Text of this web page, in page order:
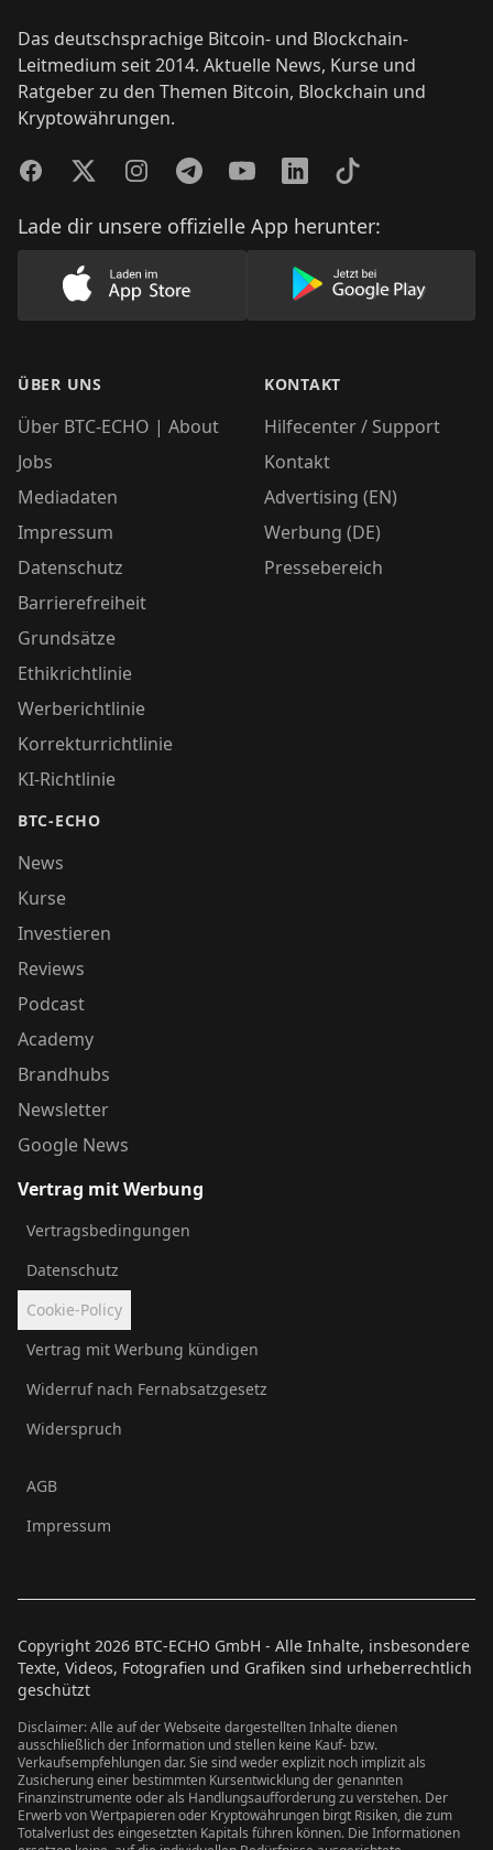
Das deutschsprachige Bitcoin- und Blockchain-
Leitmedium seit 2014. Aktuelle News, Kurse und
Ratgeber zu den Themen Bitcoin, Blockchain und
Kryptowährungen.
FacebookTwitterInstagramTelegramYouTubeLinkedInTikTok
Lade dir unsere offizielle App herunter:
Lade unsere App im AppStore herunter
Lade unsere
ÜBER UNS
Über BTC-ECHO | About
Jobs
Mediadaten
Impressum
Datenschutz
Barrierefreiheit
Grundsätze
Ethikrichtlinie
Werberichtlinie
Korrekturrichtlinie
KI-Richtlinie
BTC-ECHO
News
Kurse
Investieren
Reviews
Podcast
Academy
Brandhubs
Newsletter
Google News
KONTAKT
Hilfecenter / Support
Kontakt
Advertising (EN)
Werbung (DE)
Pressebereich
Vertrag mit Werbung
Vertragsbedingungen
Datenschutz
Cookie-Policy
Vertrag mit Werbung kündigen
Widerruf nach Fernabsatzgesetz
Widerspruch
AGB
Impressum
Copyright 2026 BTC-ECHO GmbH - Alle Inhalte, insbesondere
Texte, Videos, Fotografien und Grafiken sind urheberrechtlich
geschützt
Disclaimer: Alle auf der Webseite dargestellten Inhalte dienen
ausschließlich der Information und stellen keine Kauf- bzw.
Verkaufsempfehlungen dar. Sie sind weder explizit noch implizit als
Zusicherung einer bestimmten Kursentwicklung der genannten
Finanzinstrumente oder als Handlungsaufforderung zu verstehen. Der
Erwerb von Wertpapieren oder Kryptowährungen birgt Risiken, die zum
Totalverlust des eingesetzten Kapitals führen können. Die Informationen